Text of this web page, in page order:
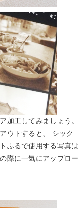
加工してみましょう。
ウトすると、 シック
ふるで使用する写真は
際に一気にアップロー